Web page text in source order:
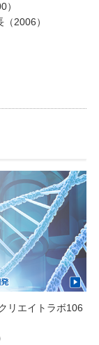
2006）
リエイトラボ106